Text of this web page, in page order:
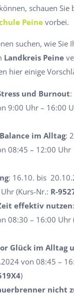
schauen Sie
Peine vorbei.
suchen, wie Sie
Landkreis Peine
hier einige
und Burnout
9:00 Uhr – 16:00
im Alltag:
08:45 – 12:00 Uhr
: 16.10. bis
(Kurs-Nr.: R-
effektiv nutzen
08:30 – 16:00 Uhr
Glück im Alltag
von 08:45 –
)
nicht